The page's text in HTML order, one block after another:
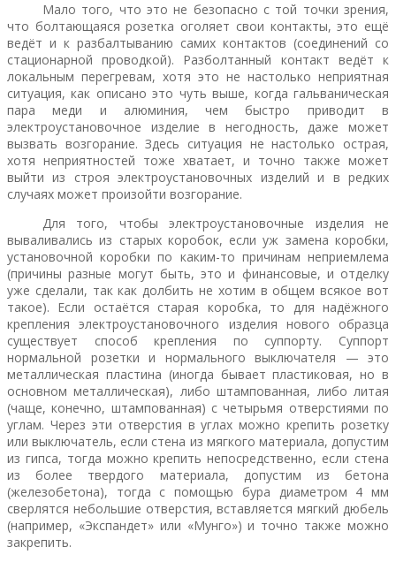
Мало того, что это не безопасно с той точки зрения,
что болтающаяся розетка оголяет свои контакты, это ещё
ведёт и к разбалтыванию самих контактов (соединений со
стационарной проводкой). Разболтанный контакт ведёт к
локальным перегревам, хотя это не настолько неприятная
ситуация, как описано это чуть выше, когда гальваническая
пара меди и алюминия, чем быстро приводит в
электроустановочное изделие в негодность, даже может
вызвать возгорание. Здесь ситуация не настолько острая,
хотя неприятностей тоже хватает, и точно также может
выйти из строя электроустановочных изделий и в редких
случаях может произойти возгорание.
Для того, чтобы электроустановочные изделия не
вываливались из старых коробок, если уж замена коробки,
установочной коробки по каким-то причинам неприемлема
(причины разные могут быть, это и финансовые, и отделку
уже сделали, так как долбить не хотим в общем всякое вот
такое). Если остаётся старая коробка, то для надёжного
крепления электроустановочного изделия нового образца
существует способ крепления по суппорту. Суппорт
нормальной розетки и нормального выключателя — это
металлическая пластина (иногда бывает пластиковая, но в
основном металлическая), либо штампованная, либо литая
(чаще, конечно, штампованная) с четырьмя отверстиями по
углам. Через эти отверстия в углах можно крепить розетку
или выключатель, если стена из мягкого материала, допустим
из гипса, тогда можно крепить непосредственно, если стена
из более твердого материала, допустим из бетона
(железобетона), тогда с помощью бура диаметром 4 мм
сверлятся небольшие отверстия, вставляется мягкий дюбель
(например, «Экспандет» или «Мунго») и точно также можно
закрепить.